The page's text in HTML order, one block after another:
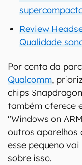
Review
Qualidade
Por conta da
Qualcomm,
chips
também oferece
"Windows on
outros aparelhos
esse pequeno
sobre isso.